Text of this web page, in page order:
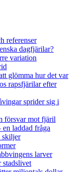
referenser
dagfjärilar?
variation
glömma hur det var
rapsfjärilar efter
sprider sig i
försvar mot fjäril
laddad fråga
skiljer
larver
stadslivet